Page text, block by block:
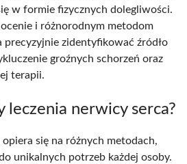
w formie fizycznych dolegliwości.
i różnorodnym metodom
precyzyjnie zidentyfikować źródło
groźnych schorzeń oraz
terapii.
leczenia nerwicy serca?
opiera się na różnych metodach,
unikalnych potrzeb każdej osoby.